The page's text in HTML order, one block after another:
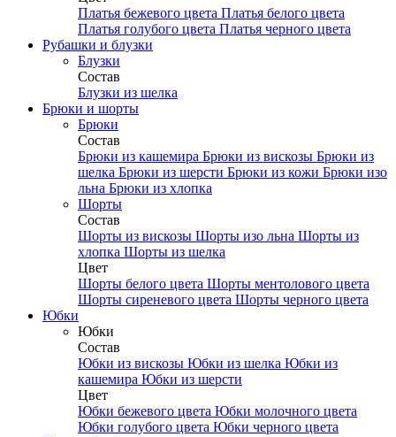
Платья бежевого цвета Платья белого цвета
Платья голубого цвета Платья черного цвета
Рубашки и блузки
Блузки
Состав
Блузки из шелка
Брюки и шорты
Брюки
Состав
Брюки из кашемира Брюки из вискозы Брюки из
шелка Брюки из шерсти Брюки из кожи Брюки изо
льна Брюки из хлопка
Шорты
Состав
Шорты из вискозы Шорты изо льна Шорты из
хлопка Шорты из шелка
Цвет
Шорты белого цвета Шорты ментолового цвета
Шорты сиреневого цвета Шорты черного цвета
Юбки
Юбки
Состав
Юбки из вискозы Юбки из шелка Юбки из
кашемира Юбки из шерсти
Цвет
Юбки бежевого цвета Юбки молочного цвета
Юбки голубого цвета Юбки черного цвета